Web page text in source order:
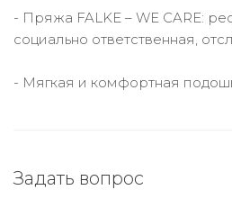
- Пряжа FALKE – WE CARE:
социально ответственная,
- Мягкая и комфортная
Задать вопрос